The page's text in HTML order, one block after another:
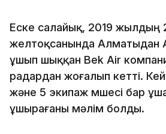
Еске салайық, 2019 жылдың
желтоқсанында Алматыдан
ұшып шыққан Bek Air
радардан жоғалып кетті.
және 5 экипаж мүшесі бар
ұшырағаны мәлім болды.